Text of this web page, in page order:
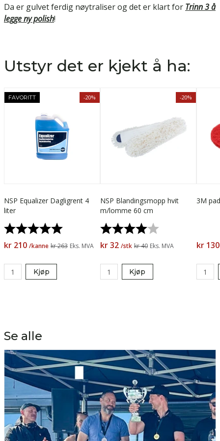
Da er gulvet ferdig nøytraliser og det er klart for Trinn 3 å
legge ny polish!
Utstyr det er kjekt å ha:
FAVORITT -20%
NSP Equalizer Dagligrent 4
liter
Karakter:
5.0 av 5 mulige
kr 210 /kanne kr 263 Eks. MVA
Kjøp
-20%
NSP Blandingsmopp hvit
m/lomme 60 cm
Karakter:
4.0 av 5 mulige
kr 32 /stk kr 40 Eks. MVA
Kjøp
3M
kr 130
Se alle